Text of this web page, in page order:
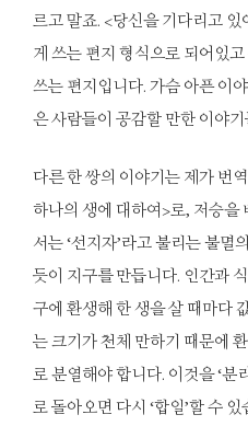
르고 말죠. <당신을 기다리고
게 쓰는 편지 형식으로 되어있
쓰는 편지입니다. 가슴 아픈 이
은 사람들이 공감할 만한 이야
다른 한 쌍의 이야기는 제가 번
하나의 생에 대하여>로, 저승을
서는 ‘선지자’라고 불리는 불멸
듯이 지구를 만듭니다. 인간과
구에 환생해 한 생을 살 때마다
는 크기가 천체 만하기 때문에
로 분열해야 합니다. 이것을 ‘분
로 돌아오면 다시 ‘합일’할 수